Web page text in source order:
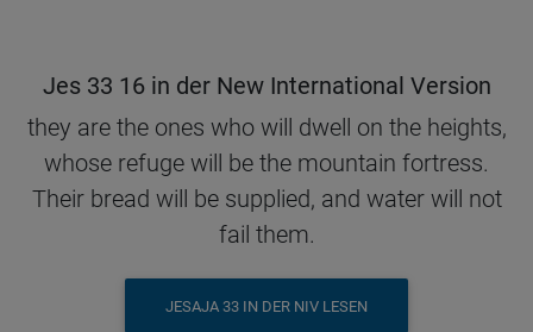
Jes 33 16 in der New International Version
they are the ones who will dwell on the heights,
whose refuge will be the mountain fortress.
Their bread will be supplied, and water will not
fail them.
JESAJA 33 IN DER NIV LESEN